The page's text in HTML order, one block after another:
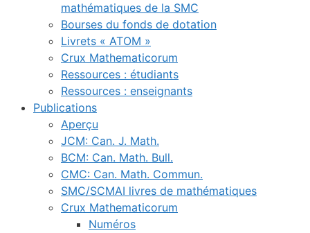
mathématiques de la SMC
Bourses du fonds de dotation
Livrets « ATOM »
Crux Mathematicorum
Ressources : étudiants
Ressources : enseignants
Publications
Aperçu
JCM: Can. J. Math.
BCM: Can. Math. Bull.
CMC: Can. Math. Commun.
SMC/SCMAI livres de mathématiques
Crux Mathematicorum
Numéros